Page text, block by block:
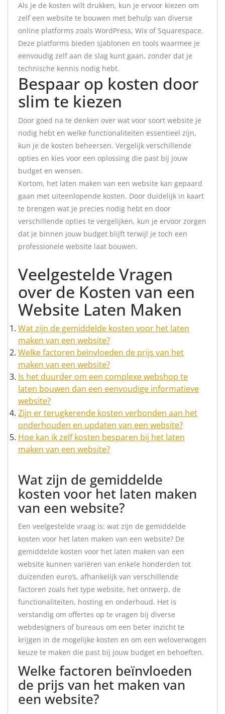
Als je de kosten wilt drukken, kun je ervoor kiezen om
zelf een website te bouwen met behulp van diverse
online platforms zoals WordPress, Wix of Squarespace.
Deze platforms bieden sjablonen en tools waarmee je
eenvoudig zelf aan de slag kunt gaan, zonder dat je
technische kennis nodig hebt.
Bespaar op kosten door
slim te kiezen
Door goed na te denken over wat voor soort website je
nodig hebt en welke functionaliteiten essentieel zijn,
kun je de kosten beheersen. Vergelijk verschillende
opties en kies voor een oplossing die past bij jouw
budget en wensen.
Kortom, het laten maken van een website kan gepaard
gaan met uiteenlopende kosten. Door duidelijk in kaart
te brengen wat je precies nodig hebt en door
verschillende opties te vergelijken, kun je ervoor zorgen
dat je binnen jouw budget blijft terwijl je toch een
professionele website laat bouwen.
Veelgestelde Vragen
over de Kosten van een
Website Laten Maken
Wat zijn de gemiddelde kosten voor het laten
maken van een website?
Welke factoren beïnvloeden de prijs van het
maken van een website?
Is het duurder om een complexe webshop te
laten bouwen dan een eenvoudige informatieve
website?
Zijn er terugkerende kosten verbonden aan het
onderhouden en updaten van een website?
Hoe kan ik zelf kosten besparen bij het laten
maken van een website?
Wat zijn de gemiddelde
kosten voor het laten maken
van een website?
Een veelgestelde vraag is: wat zijn de gemiddelde
kosten voor het laten maken van een website? De
gemiddelde kosten voor het laten maken van een
website kunnen variëren van enkele honderden tot
duizenden euro’s, afhankelijk van verschillende
factoren zoals het type website, het ontwerp, de
functionaliteiten, hosting en onderhoud. Het is
verstandig om offertes op te vragen bij diverse
webdesigners of bureaus om een beter inzicht te
krijgen in de mogelijke kosten en om een weloverwogen
keuze te maken die past bij jouw budget en behoeften.
Welke factoren beïnvloeden
de prijs van het maken van
een website?